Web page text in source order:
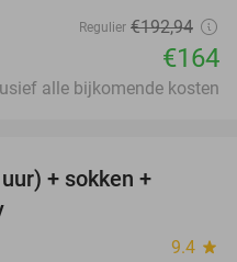
Regulier €192,94
€164
alle bijkomende kosten
+ sokken +
9.4 star